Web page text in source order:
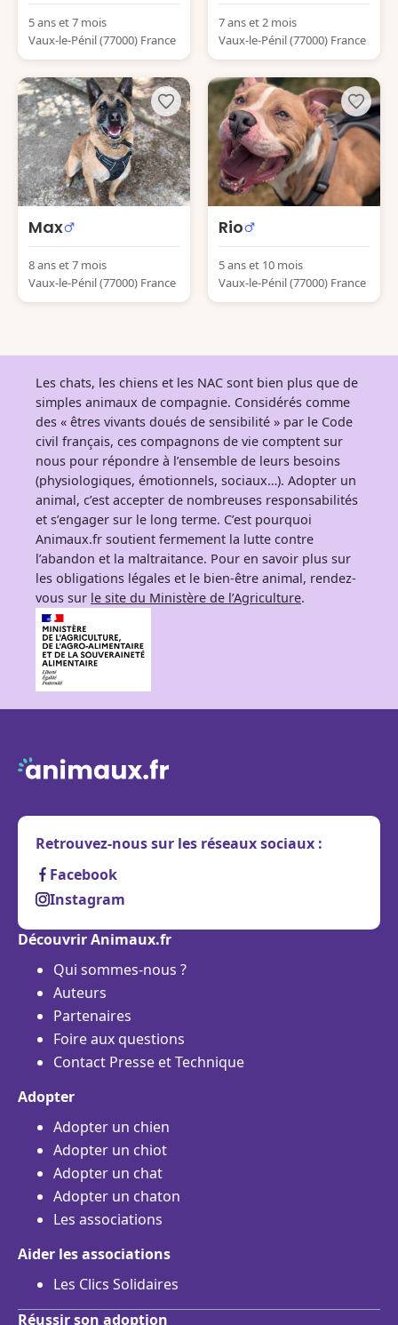
5 ans et 7 mois
Vaux-le-Pénil (77000) France
7 ans et 2 mois
Vaux-le-Pénil (77000) France
Max
8 ans et 7 mois
Vaux-le-Pénil (77000) France
Rio
5 ans et 10 mois
Vaux-le-Pénil (77000) France
Les chats, les chiens et les NAC sont bien plus que de
simples animaux de compagnie. Considérés comme
des « êtres vivants doués de sensibilité » par le Code
civil français, ces compagnons de vie comptent sur
nous pour répondre à l’ensemble de leurs besoins
(physiologiques, émotionnels, sociaux…). Adopter un
animal, c’est accepter de nombreuses responsabilités
et s’engager sur le long terme. C’est pourquoi
Animaux.fr soutient fermement la lutte contre
l’abandon et la maltraitance. Pour en savoir plus sur
les obligations légales et le bien-être animal, rendez-
vous sur le site du Ministère de l’Agriculture.
Retrouvez-nous sur les réseaux sociaux :
Facebook
Instagram
Découvrir Animaux.fr
Qui sommes-nous ?
Auteurs
Partenaires
Foire aux questions
Contact Presse et Technique
Adopter
Adopter un chien
Adopter un chiot
Adopter un chat
Adopter un chaton
Les associations
Aider les associations
Les Clics Solidaires
Réussir son adoption